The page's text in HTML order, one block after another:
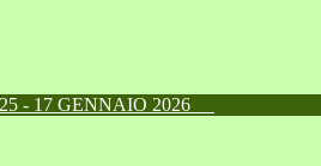
- 17 GENNAIO 2026